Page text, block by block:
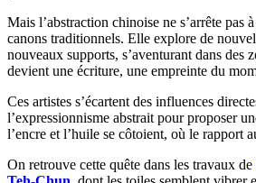
Mais l’abstraction chinoise ne s’arrête pas
canons traditionnels. Elle explore de
nouveaux supports, s’aventurant dans des
devient une écriture, une empreinte du
Ces artistes s’écartent des influences
l’expressionnisme abstrait pour proposer
l’encre et l’huile se côtoient, où le rapport
On retrouve cette quête dans les travaux de